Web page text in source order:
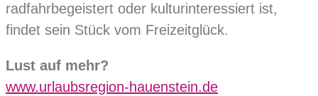
radfahrbegeistert oder kulturinteressiert ist,
findet sein Stück vom Freizeitglück.
Lust auf mehr?
www.urlaubsregion-hauenstein.de